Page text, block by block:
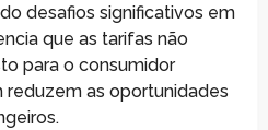
desafios significativos em
que as tarifas não
para o consumidor
as oportunidades